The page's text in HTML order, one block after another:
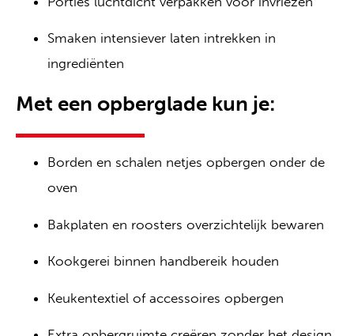
Met een opberglade kun je:
Borden en schalen netjes opbergen onder de
oven
Bakplaten en roosters overzichtelijk bewaren
Kookgerei binnen handbereik houden
Keukentextiel of accessoires opbergen
Smaken intensiever laten intrekken in
ingrediënten